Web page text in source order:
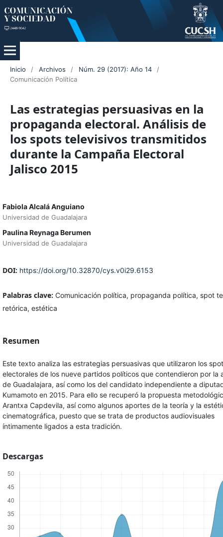
Inicio / Archivos / Núm. 29 (2017): Año 14
/
Comunicación Política
Las estrategias persuasivas en la
propaganda electoral. Análisis de
los spots televisivos transmitidos
durante la Campaña Electoral
Jalisco 2015
Fabiola Alcalá Anguiano
Universidad de Guadalajara
Paulina Reynaga Berumen
Universidad de Guadalajara
DOI: https://doi.org/10.32870/cys.v0i29.6153
Palabras clave: Comunicación política, propaganda política, spot
retórica, estética
Resumen
Este texto analiza las estrategias persuasivas que utilizaron los
electorales de los nueve partidos políticos que contendieron por la
de Guadalajara, así como los del candidato independiente a
Kumamoto en 2015. Para ello se recuperó la propuesta
Arantxa Capdevila, así como algunos aportes de la teoría y la
cinematográfica, puesto que se trata de productos audiovisuales
íntimamente ligados a esta tradición.
Descargas